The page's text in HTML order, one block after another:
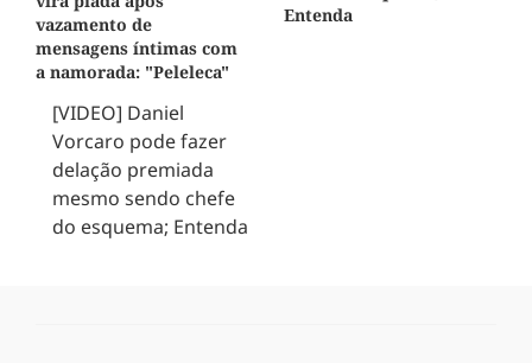
vazamento de
mensagens íntimas com
a namorada: "Peleleca"
[VIDEO] Daniel
Vorcaro pode fazer
delação premiada
mesmo sendo chefe
do esquema; Entenda
Entenda